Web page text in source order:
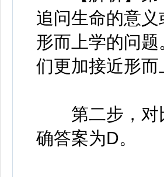
追问生命的意
形而上学的问题
们更加接近形而
第二步，对比
确答案为D。